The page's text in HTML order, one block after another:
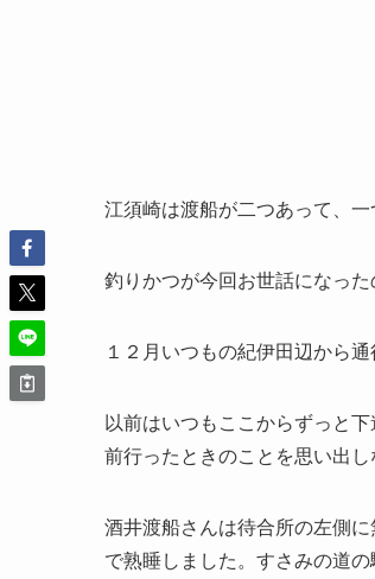
江須崎は渡船が二つあって、
釣りかつが今回お世話になった
１２月いつもの紀伊田辺から
以前はいつもここからずっと
前行ったときのことを思い出
酒井渡船さんは待合所の左側
で熟睡しました。すさみの道